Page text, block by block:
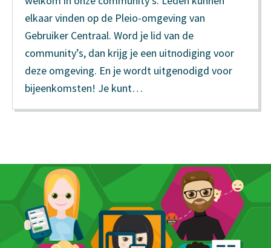
elkaar vinden op de Pleio-omgeving van
Gebruiker Centraal. Word je lid van de
community’s, dan krijg je een uitnodiging voor
deze omgeving. En je wordt uitgenodigd voor
bijeenkomsten! Je kunt…